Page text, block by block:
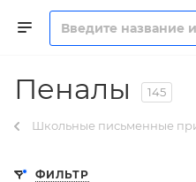
Пеналы 145
Школьные письменные
ФИЛЬТР